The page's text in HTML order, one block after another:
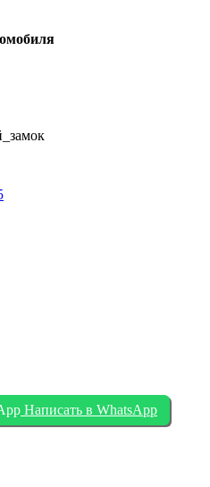
Написать в WhatsApp